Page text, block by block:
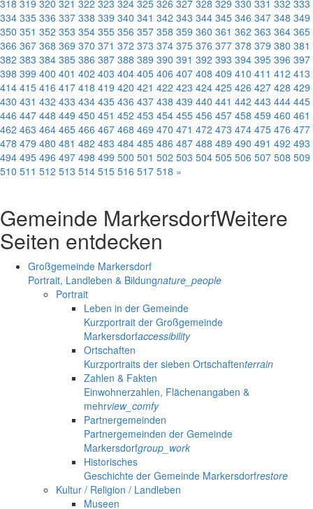
318 319 320 321 322 323 324 325 326 327 328 329 330 331 332 333
334 335 336 337 338 339 340 341 342 343 344 345 346 347 348 349
350 351 352 353 354 355 356 357 358 359 360 361 362 363 364 365
366 367 368 369 370 371 372 373 374 375 376 377 378 379 380 381
382 383 384 385 386 387 388 389 390 391 392 393 394 395 396 397
398 399 400 401 402 403 404 405 406 407 408 409 410 411 412 413
414 415 416 417 418 419 420 421 422 423 424 425 426 427 428 429
430 431 432 433 434 435 436 437 438 439 440 441 442 443 444 445
446 447 448 449 450 451 452 453 454 455 456 457 458 459 460 461
462 463 464 465 466 467 468 469 470 471 472 473 474 475 476 477
478 479 480 481 482 483 484 485 486 487 488 489 490 491 492 493
494 495 496 497 498 499 500 501 502 503 504 505 506 507 508 509
510 511 512 513 514 515 516 517 518 »
Gemeinde MarkersdorfWeitere
Seiten entdecken
Großgemeinde Markersdorf
Portrait, Landleben & Bildungnature_people
Portrait
Leben in der Gemeinde
Kurzportrait der Großgemeinde
Markersdorfaccessibility
Ortschaften
Kurzportraits der sieben Ortschaftenterrain
Zahlen & Fakten
Einwohnerzahlen, Flächenangaben &
mehrview_comfy
Partnergemeinden
Partnergemeinden der Gemeinde
Markersdorfgroup_work
Historisches
Geschichte der Gemeinde Markersdorfrestore
Kultur / Religion / Landleben
Museen